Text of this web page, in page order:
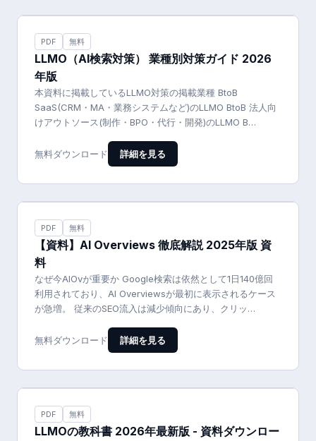
PDF 無料
LLMO（AI検索対策） 業種別対策ガイド 2026
年版
本資料に掲載しているLLMO対策の掲載業種 BtoB
SaaS(CRM・MA・業務システムなど)のLLMO BtoB 法人向
けアウトソース(制作・BPO・代行・開発)のLLMO B…
無料ダウンロード 詳細を見る
PDF 無料
【資料】AI Overviews 徹底解説 2025年版 資
料
なぜ今AIOvが重要か Google検索は依然として1日140億回
利用されており、AI Overviewsが最初に表示されるケース
が急増。 従来のSEO流入は減少傾向にあり、クリッ…
無料ダウンロード 詳細を見る
PDF 無料
LLMOの教科書 2026年最新版 - 資料ダウンロー